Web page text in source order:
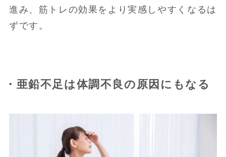
進み、筋トレの効果をより実感しやすくなるは
ずです。
・亜鉛不足は体調不良の原因にもなる